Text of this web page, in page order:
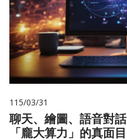
115/03/31
聊天、繪圖、語音對
「龐大算力」的真面目